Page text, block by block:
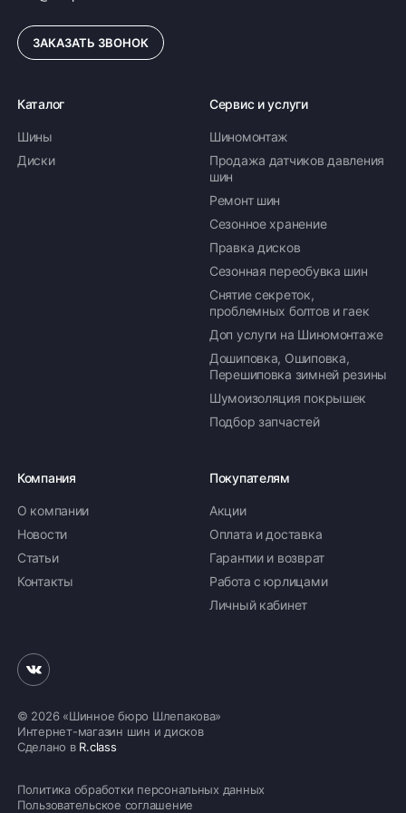
ЗАКАЗАТЬ ЗВОНОК
Каталог
Шины
Диски
Сервис и услуги
Шиномонтаж
Продажа датчиков давления
шин
Ремонт шин
Сезонное хранение
Правка дисков
Сезонная переобувка шин
Снятие секреток,
проблемных болтов и гаек
Доп услуги на Шиномонтаже
Дошиповка, Ошиповка,
Перешиповка зимней резины
Шумоизоляция покрышек
Подбор запчастей
Компания
О компании
Новости
Статьи
Контакты
Покупателям
Акции
Оплата и доставка
Гарантии и возврат
Работа с юрлицами
Личный кабинет
© 2026 «Шинное бюро Шлепакова»
Интернет-магазин шин и дисков
Сделано в R.class
Политика обработки персональных данных
Пользовательское соглашение